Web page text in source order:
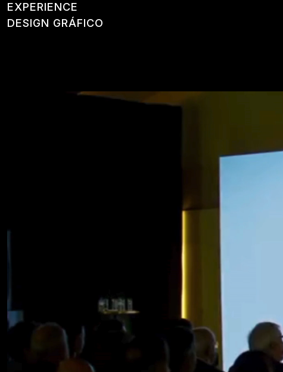
EXPERIENCE
DESIGN GRÁFICO